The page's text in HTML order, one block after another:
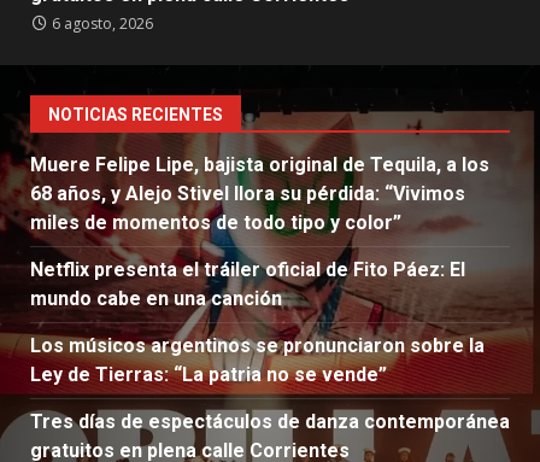
6 agosto, 2026
NOTICIAS RECIENTES
Muere Felipe Lipe, bajista original de Tequila, a los
68 años, y Alejo Stivel llora su pérdida: “Vivimos
miles de momentos de todo tipo y color”
Netflix presenta el tráiler oficial de Fito Páez: El
mundo cabe en una canción
Los músicos argentinos se pronunciaron sobre la
Ley de Tierras: “La patria no se vende”
Tres días de espectáculos de danza contemporánea
gratuitos en plena calle Corrientes